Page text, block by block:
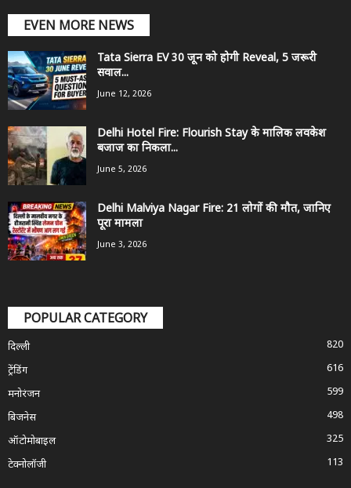
EVEN MORE NEWS
Tata Sierra EV 30 जून को होगी Reveal, 5 जरूरी
सवाल...
June 12, 2026
Delhi Hotel Fire: Flourish Stay के मालिक लवकेश
बजाज का निकला...
June 5, 2026
Delhi Malviya Nagar Fire: 21 लोगों की मौत, जानिए
पूरा मामला
June 3, 2026
POPULAR CATEGORY
दिल्ली
820
ट्रेंडिंग
616
मनोरंजन
599
बिजनेस
498
ऑटोमोबाइल
325
टेक्नोलॉजी
113